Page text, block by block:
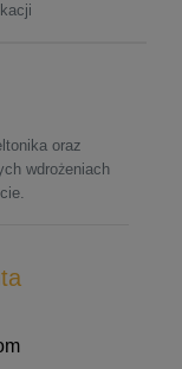
oraz
wdrożeniach